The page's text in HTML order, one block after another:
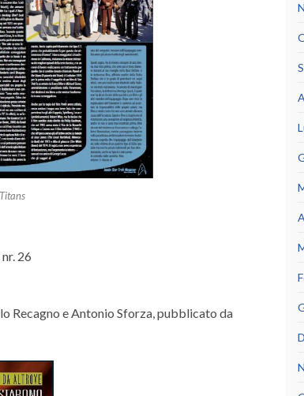
26
Recagno e Antonio Sforza, pubblicato da